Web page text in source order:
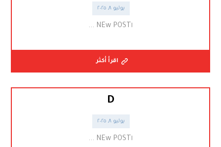
يوليو ٨, ٢٠٢٥
NEw POST١ ...
اقرأ أكثر
D
يوليو ٨, ٢٠٢٥
NEw POST١ ...